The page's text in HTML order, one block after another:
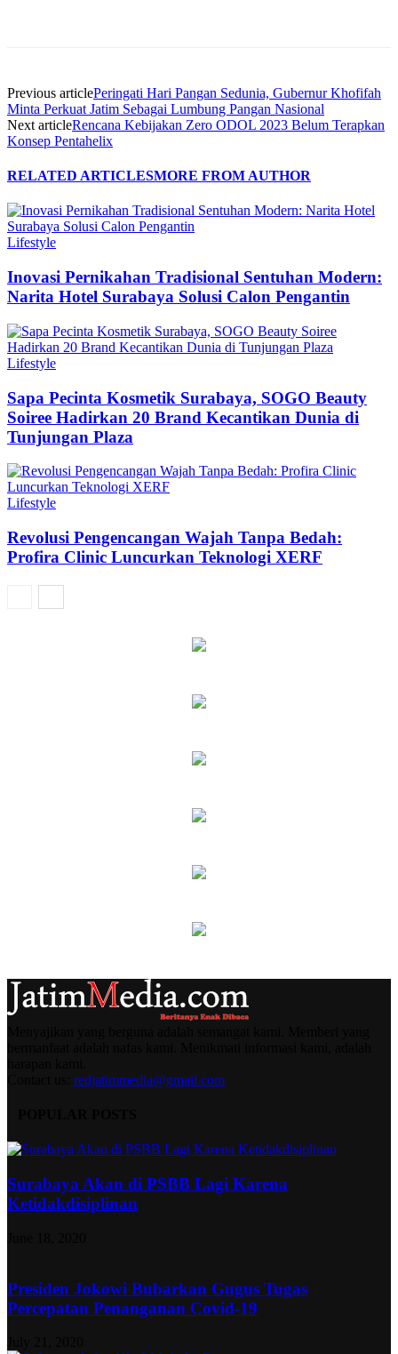
Previous articlePeringati Hari Pangan Sedunia, Gubernur Khofifah
Minta Perkuat Jatim Sebagai Lumbung Pangan Nasional
Next articleRencana Kebijakan Zero ODOL 2023 Belum Terapkan
Konsep Pentahelix
RELATED ARTICLESMORE FROM AUTHOR
Lifestyle
Inovasi Pernikahan Tradisional Sentuhan Modern:
Narita Hotel Surabaya Solusi Calon Pengantin
Lifestyle
Sapa Pecinta Kosmetik Surabaya, SOGO Beauty
Soiree Hadirkan 20 Brand Kecantikan Dunia di
Tunjungan Plaza
Lifestyle
Revolusi Pengencangan Wajah Tanpa Bedah:
Profira Clinic Luncurkan Teknologi XERF
redjatimmedia@gmail.com
Surabaya Akan di PSBB Lagi Karena
Ketidakdisiplinan
Presiden Jokowi Bubarkan Gugus Tugas
Percepatan Penanganan Covid-19